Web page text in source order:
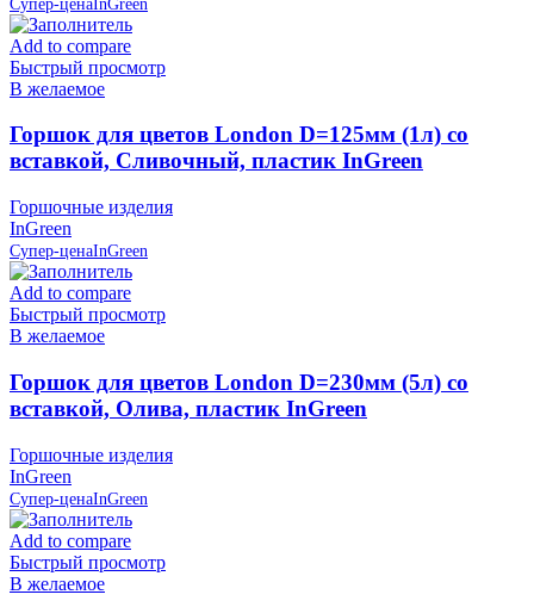
Супер-цена InGreen
Add to compare
Быстрый просмотр
В желаемое
Горшок для цветов London D=125мм (1л) со
вставкой, Сливочный, пластик InGreen
Горшочные изделия
InGreen
Супер-ценаInGreen
Add to compare
Быстрый просмотр
В желаемое
Горшок для цветов London D=230мм (5л) со
вставкой, Олива, пластик InGreen
Горшочные изделия
InGreen
Супер-ценаInGreen
Add to compare
Быстрый просмотр
В желаемое